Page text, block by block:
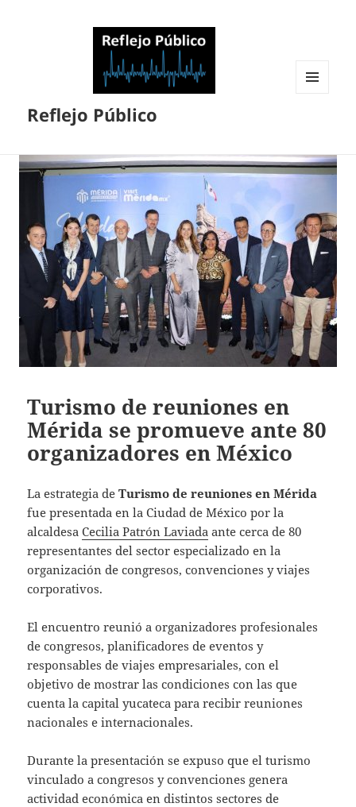
Reflejo Público
Turismo de reuniones en
Mérida se promueve ante 80
organizadores en México
La estrategia deTurismo de reuniones en Mérida
fue presentada en la Ciudad de México por la
alcaldesaCecilia Patrón Laviada ante cerca de 80
representantes del sector especializado en la
organización de congresos, convenciones y viajes
corporativos.
El encuentro reunió a organizadores profesionales
de congresos, planificadores de eventos y
responsables de viajes empresariales, con el
objetivo de mostrar las condiciones con las que
cuenta la capital yucateca para recibir reuniones
nacionales e internacionales.
Durante la presentación se expuso que el turismo
vinculado a congresos y convenciones genera
actividad económica en distintos sectores de